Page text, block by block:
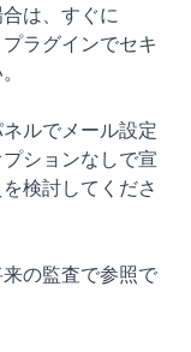
は、すぐに
ラグインでセキ
ルでメール設定
ションなしで宣
検討してくださ
の監査で参照で